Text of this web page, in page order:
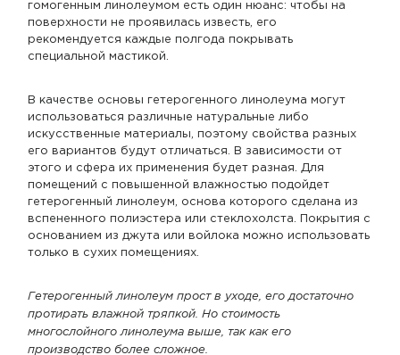
гомогенным линолеумом есть один нюанс: чтобы на
поверхности не проявилась известь, его
рекомендуется каждые полгода покрывать
специальной мастикой.
В качестве основы гетерогенного линолеума могут
использоваться различные натуральные либо
искусственные материалы, поэтому свойства разных
его вариантов будут отличаться. В зависимости от
этого и сфера их применения будет разная. Для
помещений с повышенной влажностью подойдет
гетерогенный линолеум, основа которого сделана из
вспененного полиэстера или стеклохолста. Покрытия с
основанием из джута или войлока можно использовать
только в сухих помещениях.
Гетерогенный линолеум прост в уходе, его достаточно
протирать влажной тряпкой. Но стоимость
многослойного линолеума выше, так как его
производство более сложное.